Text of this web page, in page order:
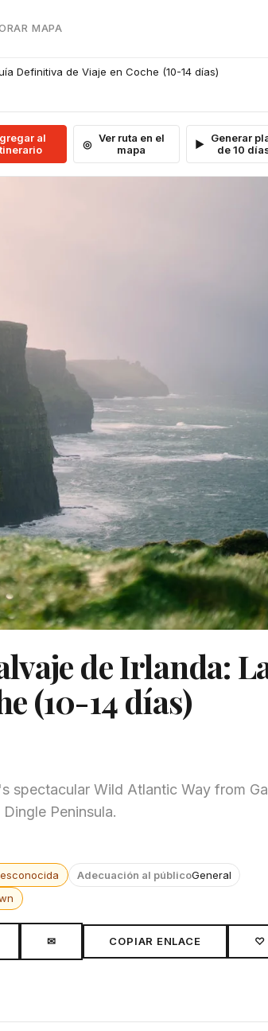
MAPA
Definitiva de Viaje en Coche (10-14 días)
al
Ver ruta en el
mapa
Generar
de 10
de Irlanda:
(10-14 días)
spectacular Wild Atlantic Way from
Peninsula.
Adecuación al públicoGeneral
✉ COPIAR ENLACE ♡